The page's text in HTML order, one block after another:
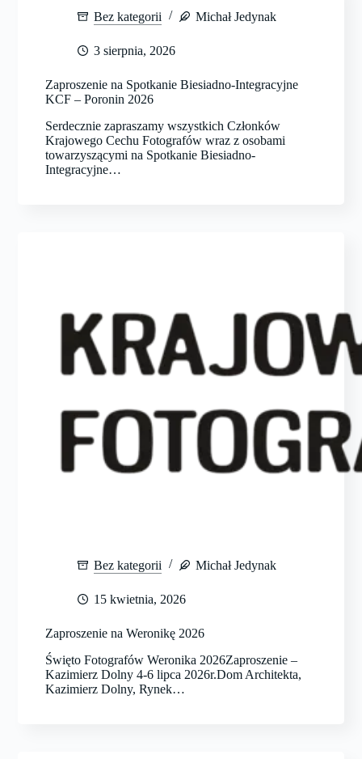
Bez kategorii Michał Jedynak
3 sierpnia, 2026
Zaproszenie na Spotkanie Biesiadno-Integracyjne
KCF – Poronin 2026
Serdecznie zapraszamy wszystkich Członków
Krajowego Cechu Fotografów wraz z osobami
towarzyszącymi na Spotkanie Biesiadno-
Integracyjne…
Bez kategorii Michał Jedynak
15 kwietnia, 2026
Zaproszenie na Weronikę 2026
Święto Fotografów Weronika 2026Zaproszenie –
Kazimierz Dolny 4-6 lipca 2026r.Dom Architekta,
Kazimierz Dolny, Rynek…